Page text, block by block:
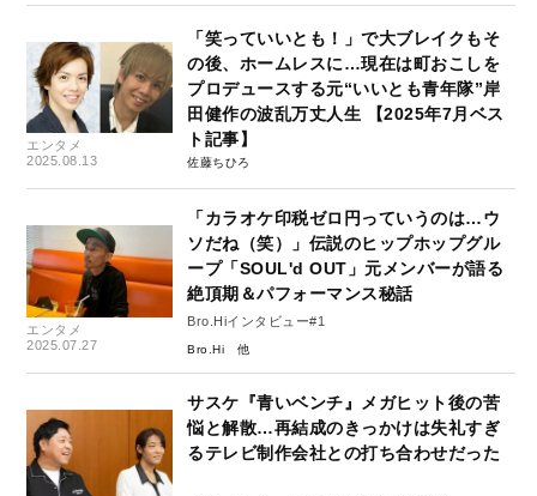
エンタメ
2025.08.13
「笑っていいとも！」で大ブレイクもそ
の後、ホームレスに…現在は町おこしを
プロデュースする元“いいとも青年隊”岸
田健作の波乱万丈人生 【2025年7月ベス
ト記事】
佐藤ちひろ
エンタメ
2025.07.27
「カラオケ印税ゼロ円っていうのは…ウ
ソだね（笑）」伝説のヒップホップグル
ープ「SOUL'd OUT」元メンバーが語る
絶頂期＆パフォーマンス秘話
Bro.Hiインタビュー#1
Bro.Hi
サスケ『青いベンチ』メガヒット後の苦
悩と解散…再結成のきっかけは失礼すぎ
るテレビ制作会社との打ち合わせだった